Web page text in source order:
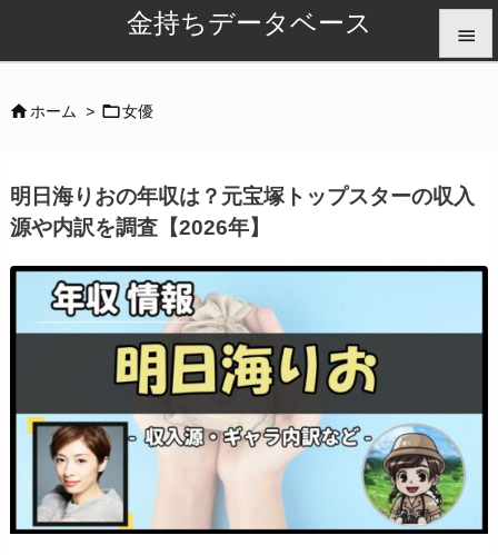
金持ちデータベース 


ホーム > 女優
明日海りおの年収は？元宝塚トップスターの収入
源や内訳を調査【2026年】